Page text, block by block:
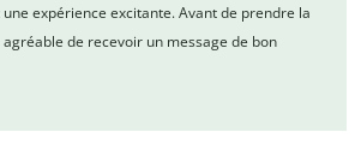
expérience excitante. Avant de prendre la
de recevoir un message de bon